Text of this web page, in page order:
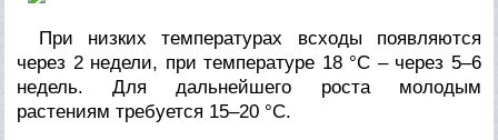
При низких температурах всходы появляются
через 2 недели, при температуре 18 °C – через 5–6
недель. Для дальнейшего роста молодым
растениям требуется 15–20 °C.